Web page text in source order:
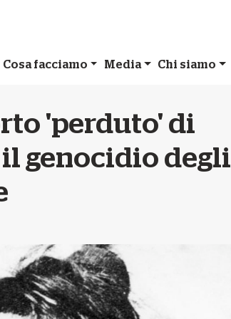
Cosa facciamo Media Chi siamo
'perduto' di
genocidio degli